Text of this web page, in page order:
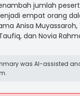
jumlah
empat orang
Anisa Muyassaroh,
dan Novia
was AI-assisted